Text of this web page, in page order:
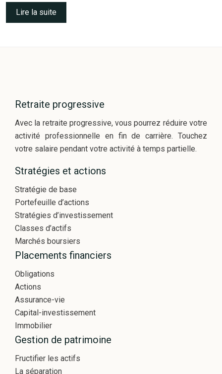
Lire la suite
Retraite progressive
Avec la retraite progressive, vous pourrez réduire votre
activité professionnelle en fin de carrière. Touchez
votre salaire pendant votre activité à temps partielle.
Stratégies et actions
Stratégie de base
Portefeuille d’actions
Stratégies d’investissement
Classes d’actifs
Marchés boursiers
Placements financiers
Obligations
Actions
Assurance-vie
Capital-investissement
Immobilier
Gestion de patrimoine
Fructifier les actifs
La séparation